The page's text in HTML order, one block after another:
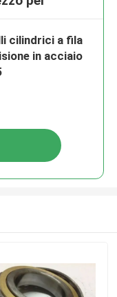
cilindrici a fila
in acciaio